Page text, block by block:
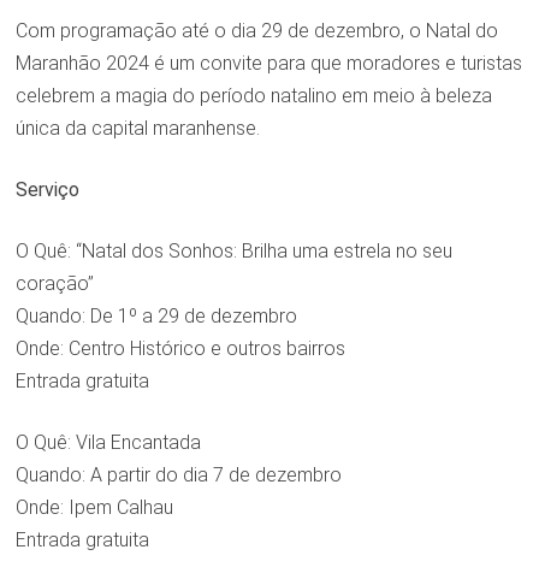
Com programação até o dia 29 de dezembro, o Natal do
Maranhão 2024 é um convite para que moradores e turistas
celebrem a magia do período natalino em meio à beleza
única da capital maranhense.
Serviço
O Quê: “Natal dos Sonhos: Brilha uma estrela no seu
coração”
Quando: De 1º a 29 de dezembro
Onde: Centro Histórico e outros bairros
Entrada gratuita
O Quê: Vila Encantada
Quando: A partir do dia 7 de dezembro
Onde: Ipem Calhau
Entrada gratuita